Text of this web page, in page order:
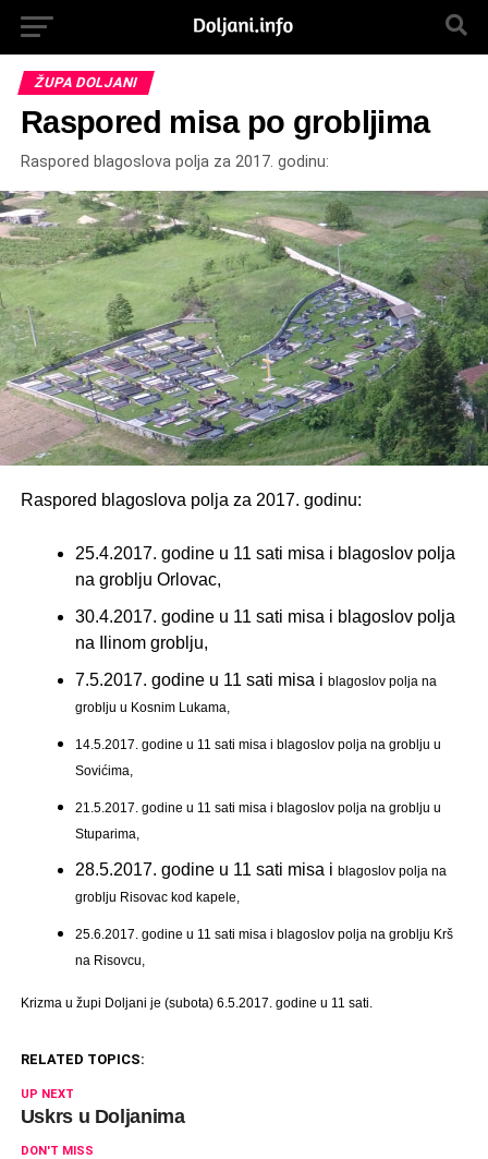
ŽUPA DOLJANI
Raspored misa po grobljima
Raspored blagoslova polja za 2017. godinu:
Raspored blagoslova polja za 2017. godinu:
25.4.2017. godine u 11 sati misa i blagoslov polja
na groblju Orlovac,
30.4.2017. godine u 11 sati misa i blagoslov polja
na Ilinom groblju,
7.5.2017. godine u 11 sati misa i blagoslov polja na
groblju u Kosnim Lukama,
14.5.2017. godine u 11 sati misa i blagoslov polja na groblju u
Sovićima,
21.5.2017. godine u 11 sati misa i blagoslov polja na groblju u
Stuparima,
28.5.2017. godine u 11 sati misa i blagoslov polja na
groblju Risovac kod kapele,
25.6.2017. godine u 11 sati misa i blagoslov polja na groblju Krš
na Risovcu,
Krizma u župi Doljani je (subota) 6.5.2017. godine u 11 sati.
RELATED TOPICS:
UP NEXT
Uskrs u Doljanima
DON'T MISS